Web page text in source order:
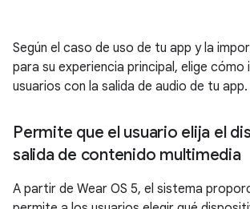
Según el caso de uso de tu app y la
para su experiencia principal, elige
usuarios con la salida de audio de tu app.
Permite que el usuario elija el
salida de contenido multimedia
A partir de Wear OS 5, el sistema